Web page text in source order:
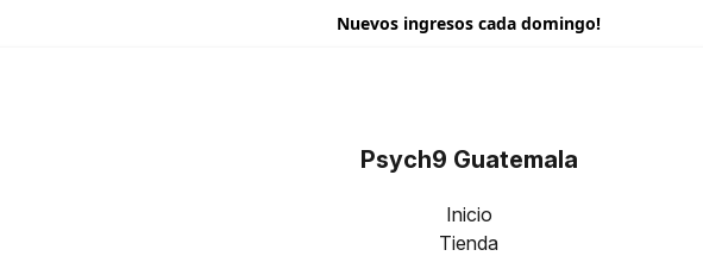
Nuevos ingresos cada domingo!
Psych9 Guatemala
Inicio
Tienda